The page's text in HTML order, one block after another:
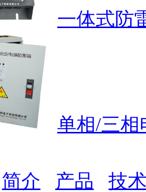
一体式防
单相/三相
简介 产品
技